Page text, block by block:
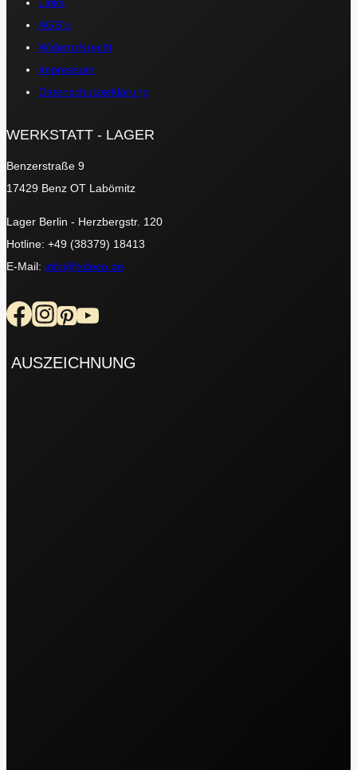
AGB´s
Widerrufsrecht
Impressum
Datenschutzerklärung
WERKSTATT - LAGER
Benzerstraße 9
17429 Benz OT Labömitz
Lager Berlin - Herzbergstr. 120
Hotline: +49 (38379) 18413
E-Mail: info@fxdeco.de
AUSZEICHNUNG